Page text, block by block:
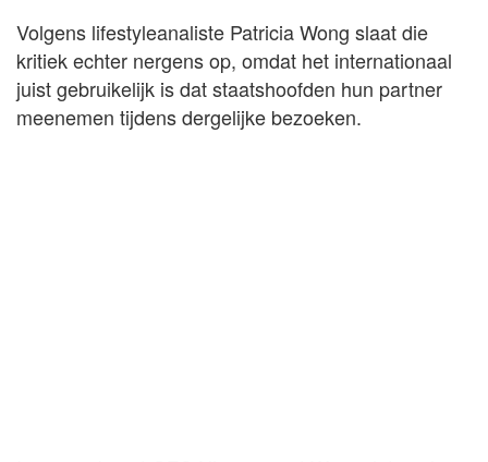
Volgens lifestyleanaliste Patricia Wong slaat die
kritiek echter nergens op, omdat het internationaal
juist gebruikelijk is dat staatshoofden hun partner
meenemen tijdens dergelijke bezoeken.